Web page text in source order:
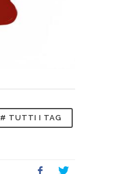
# TUTTI I TAG